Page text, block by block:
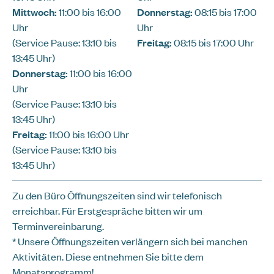
Mittwoch:11:00 bis 16:00
Uhr
(Service Pause: 13:10 bis
13:45 Uhr)
Donnerstag:11:00 bis 16:00
Uhr
(Service Pause: 13:10 bis
13:45 Uhr)
Freitag:11:00 bis 16:00 Uhr
(Service Pause: 13:10 bis
13:45 Uhr)
Donnerstag:08:15 bis 17:00
Uhr
Freitag:08:15 bis 17:00 Uhr
Zu den Büro Öffnungszeiten sind wir telefonisch
erreichbar. Für Erstgespräche bitten wir um
Terminvereinbarung.
* Unsere Öffnungszeiten verlängern sich bei manchen
Aktivitäten. Diese entnehmen Sie bitte dem